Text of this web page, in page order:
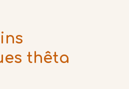
thêta